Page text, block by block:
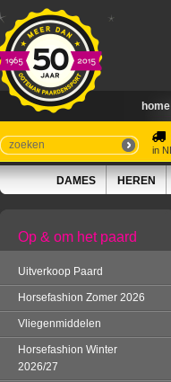
home
in
DAMES HEREN
Op & om het paard
Uitverkoop Paard
Horsefashion Zomer 2026
Vliegenmiddelen
Horsefashion Winter
2026/27